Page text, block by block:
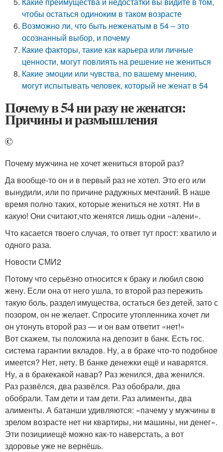
чтобы остаться одиноким в таком возрасте
Возможно ли, что быть неженатым в 54 – это
осознанный выбор, и почему
Какие факторы, такие как карьера или личные
ценности, могут повлиять на решение не жениться
Какие эмоции или чувства, по вашему мнению,
могут испытывать человек, который не женат в 54
Почему в 54 ни разу не женатся:
Причины и размышления
©
Почему мужчина не хочет жениться второй раз?
Да вообще-то он и в первый раз не хотел. Это его или
вынудили, или по причине радужных мечтаний. В наше
время полно таких, которые жениться не хотят. Ни в
какую! Они считают,что женятся лишь одни «алени».
Что касается твоего случая, то ответ тут прост: хватило и
одного раза.
Новости СМИ2
Потому что серьёзно относится к браку и любил свою
жену. Если она от него ушла, то второй раз пережить
такую боль, раздел имущества, остаться без детей, зато с
позором, он не желает. Спросите утопленника хочет ли
он утонуть второй раз — и он вам ответит «нет!»
Вот скажем, ты положила на депозит в банк. Есть гос.
система гарантии вкладов. Ну, а в браке что-то подобное
имеется? Нет, нету. В банке денежки ещё и наварятся.
Ну, а в бракекакой навар? Раз женился, два женился.
Раз развёлся, два развёлся. Раз обобрали, два
обобрали. Там дети и там дети. Раз алименты, два
алименты. А батанши удивляются: «пачему у мужчины в
зрелом возрасте нет ни квартиры, ни машины, ни денег».
Эти позицииещё можно как-то наверстать, а вот
здоровье уже не вернёшь.